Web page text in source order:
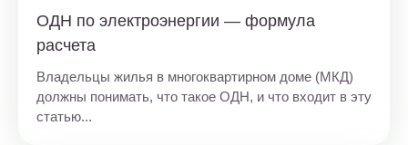
ОДН по электроэнергии — формула
расчета
Владельцы жилья в многоквартирном доме (МКД)
должны понимать, что такое ОДН, и что входит в эту
статью...